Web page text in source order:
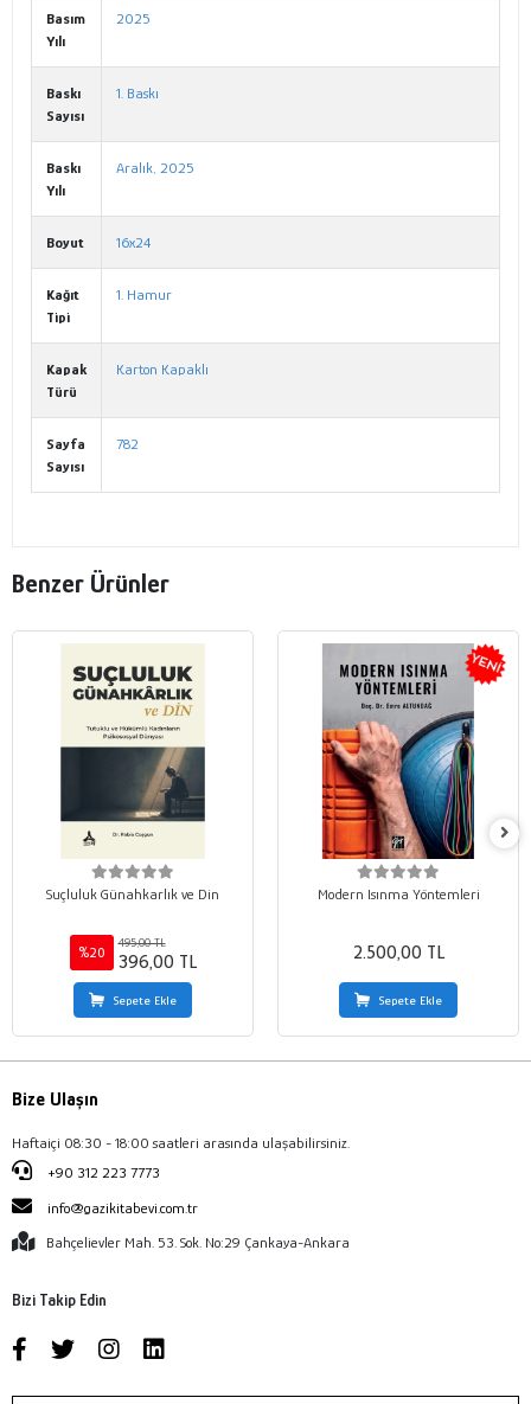
Basım
Yılı
2025
Baskı
Sayısı
1. Baskı
Baskı
Yılı
Aralık, 2025
Boyut 16x24
Kağıt
Tipi
1. Hamur
Kapak
Türü
Karton Kapaklı
Sayfa
Sayısı
782
Benzer Ürünler
Suçluluk Günahkarlık ve Din
%20
495,00 TL
396,00 TL
Sepete Ekle
Modern Isınma Yöntemleri
2.500,00 TL
Sepete Ekle
Bize Ulaşın
Haftaiçi 08:30 - 18:00 saatleri arasında ulaşabilirsiniz.
+90 312 223 7773
info@gazikitabevi.com.tr
Bahçelievler Mah. 53. Sok. No:29 Çankaya-Ankara
Bizi Takip Edin